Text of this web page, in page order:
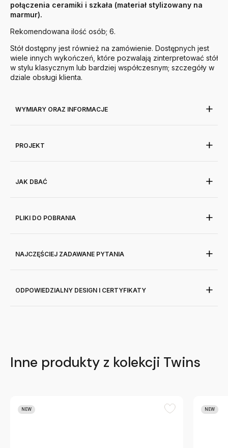
połączenia ceramiki i szkała (materiał stylizowany na
marmur).
Rekomendowana ilość osób; 6.
Stół dostępny jest również na zamówienie. Dostępnych jest
wiele innych wykończeń, które pozwalają zinterpretować stół
w stylu klasycznym lub bardziej współczesnym; szczegóły w
dziale obsługi klienta.
WYMIARY ORAZ INFORMACJE
PROJEKT
JAK DBAĆ
PLIKI DO POBRANIA
NAJCZĘŚCIEJ ZADAWANE PYTANIA
ODPOWIEDZIALNY DESIGN I CERTYFIKATY
Inne produkty z kolekcji Twins
NEW NEW